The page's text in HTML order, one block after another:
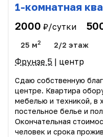
1-комнатная
2000 ₽/сутки
25 м2 2/2 этаж
Фрунзе 5 | центр
Сдаю собственную
центре. Квартира
мебелью и техникой, в
постельное белье и
Окончательная
человек и срока